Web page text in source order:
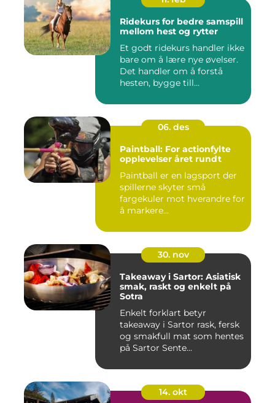
Ridekurs for bedre samspill
mellom hest og rytter
Et godt ridekurs handler ikke
bare om å lære nye øvelser.
Det handler om å forstå
hesten, bygge till...
06. des
Paintball: For actionfylte
opplevelser året rundt
Paintball er en lagsport der
spillerne skyter små
fargekuler mot hverandre for
å markere...
30. nov
Takeaway i Sartor: Asiatisk
smak, raskt og enkelt på
Sotra
Enkelt forklart betyr
takeaway i Sartor rask, fersk
og smakfull mat som hentes
på Sartor Sente...
14. okt